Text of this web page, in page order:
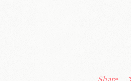
Share